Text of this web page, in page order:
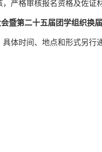
严格审核报名资格及佐证
暨第二十五届团学组织换
体时间、地点和形式另行